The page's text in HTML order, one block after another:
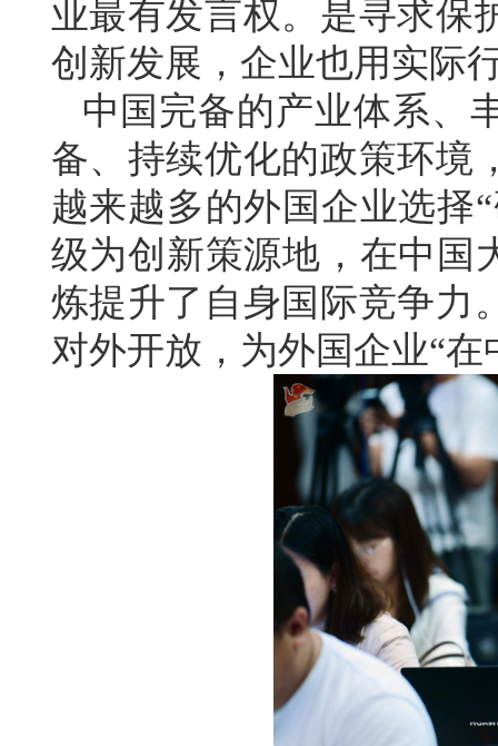
业最有发言权。是寻求保
创新发展，企业也用实际
中国完备的产业体系、
备、持续优化的政策环境
越来越多的外国企业选择
级为创新策源地，在中国
炼提升了自身国际竞争力
对外开放，为外国企业“